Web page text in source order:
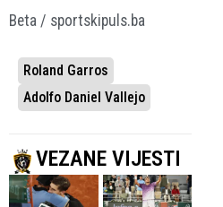
Beta / sportskipuls.ba
Roland Garros
Adolfo Daniel Vallejo
VEZANE VIJESTI